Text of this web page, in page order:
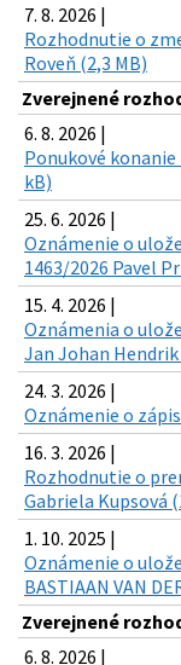
7. 8. 2026 |
Rozhodnutie o
Roveň (2,3 MB)
Zverejnené
6. 8. 2026 |
Ponukové
kB)
25. 6. 2026 |
Oznámenie o
1463/2026 Pavel
15. 4. 2026 |
Oznámenia o
Jan Johan
24. 3. 2026 |
Oznámenie o
16. 3. 2026 |
Rozhodnutie o
Gabriela Kupsová
1. 10. 2025 |
Oznámenie o
BASTIAAN VAN
Zverejnené
6. 8. 2026 |